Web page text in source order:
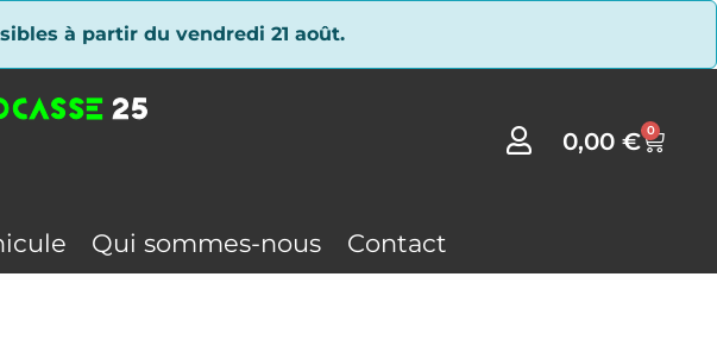
à partir du vendredi 21 août.
0,00€ 0
Qui sommes-nous Contact